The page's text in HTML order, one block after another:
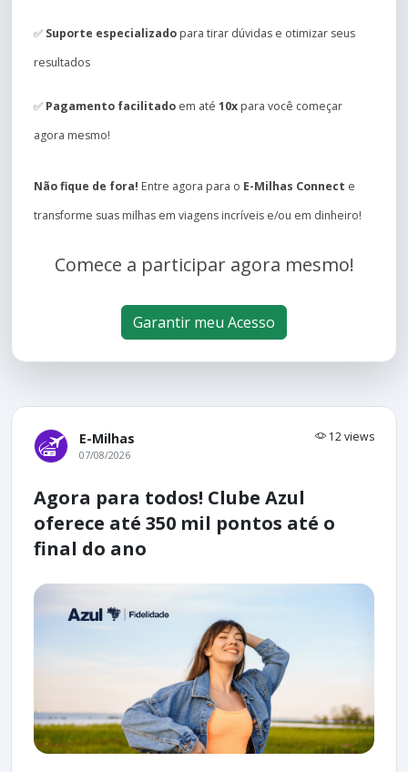
✅ Suporte especializado para tirar dúvidas e otimizar seus
resultados
✅ Pagamento facilitado em até 10x para você começar
agora mesmo!
Não fique de fora! Entre agora para o E-Milhas Connect e
transforme suas milhas em viagens incríveis e/ou em dinheiro!
Comece a participar agora mesmo!
Garantir meu Acesso
E-Milhas 12 views
07/08/2026
Agora para todos! Clube Azul
oferece até 350 mil pontos até o
final do ano